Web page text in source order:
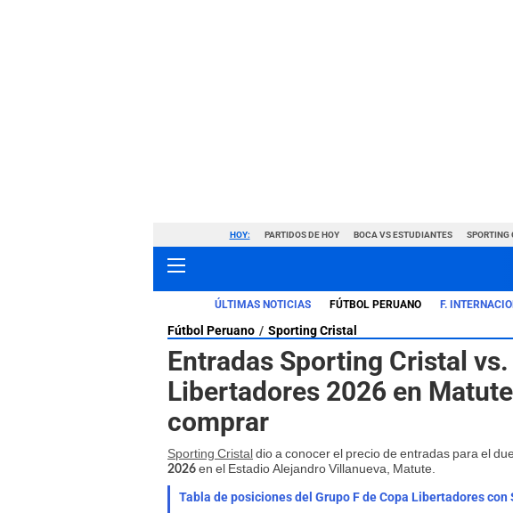
HOY: PARTIDOS DE HOY BOCA VS ESTUDIANTES SPORTING
ÚLTIMAS NOTICIAS FÚTBOL PERUANO F.
Fútbol Peruano Sporting Cristal
Entradas Sporting Cristal
Libertadores 2026 en
comprar
Sporting Cristaldio a conocer el precio de entradas para el
2026 en el Estadio Alejandro Villanueva, Matute.
Tabla de posiciones del Grupo F de Copa Libertadores con